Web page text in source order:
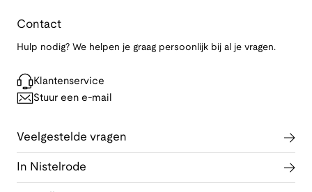
Contact
Hulp nodig? We helpen je graag persoonlijk bij al je vragen.
Klantenservice
Stuur een e-mail
Veelgestelde vragen
In Nistelrode